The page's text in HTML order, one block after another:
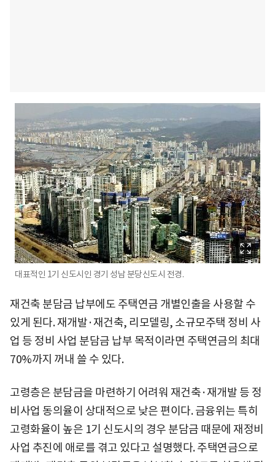
대표적인 1기 신도시인 경기 성남 분당신도시 전경.
재건축 분담금 납부에도 주택연금 개별인출을 사용할 수
있게 된다. 재개발·재건축, 리모델링, 소규모주택 정비 사
업 등 정비 사업 분담금 납부 목적이라면 주택연금의 최대
70%까지 꺼내 쓸 수 있다.
고령층은 분담금을 마련하기 어려워 재건축·재개발 등 정
비사업 동의율이 상대적으로 낮은 편이다. 금융위는 특히
고령화율이 높은 1기 신도시의 경우 분담금 때문에 재정비
사업 추진에 애로를 겪고 있다고 설명했다. 주택연금으로